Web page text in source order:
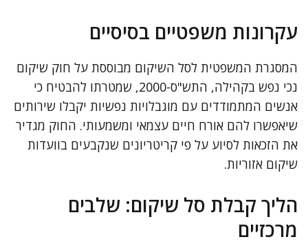
עקרונות משפטיים בסיסיים
המסגרת המשפטית לסל השיקום מבוססת על חוק שיקום
נכי נפש בקהילה, התש"ס-2000, שמטרתו להבטיח כי
אנשים המתמודדים עם מוגבלויות נפשיות יקבלו שירותים
שיאפשרו להם אורח חיים עצמאי ומשמעותי. החוק מגדיר
את הזכאות לסיוע על פי קריטריונים שנקבעים בוועדות
שיקום אזוריות.
הליך קבלת סל שיקום: שלבים
מרכזיים